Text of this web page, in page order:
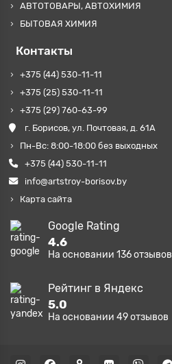
АВТОТОВАРЫ, АВТОХИМИЯ
БЫТОВАЯ ХИМИЯ
Контакты
+375 (44) 530-11-11
+375 (25) 530-11-11
+375 (29) 760-63-99
г. Борисов, ул. Почтовая, д. 61А
Пн-Вс: 8:00-18:00 без выходных
+375 (44) 530-11-11
info@artstroy-borisov.by
Карта сайта
Google Rating
4.6
На основании 136отзывов
Рейтинг в Яндекс
5.0
На основании 49отзывов